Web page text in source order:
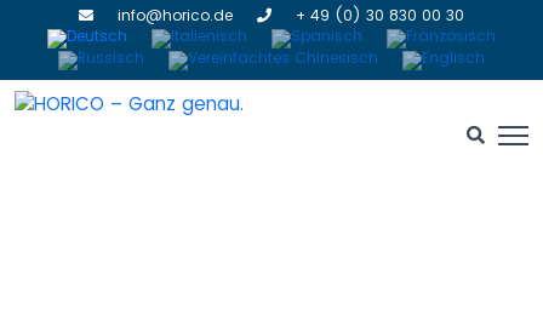
info@horico.de + 49 (0) 30 830 00 30